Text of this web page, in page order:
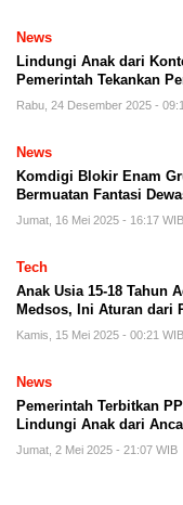
News
Lindungi Anak dari
Pemerintah Tekankan
Rabu, 24 Desember 2025 -
News
Komdigi Blokir Enam
Bermuatan Fantasi
Jumat, 16 Mei 2025 - 16:17 WIB
Tech
Anak Usia 15-18 Tahun
Medsos, Ini Aturan dari
Kamis, 15 Mei 2025 - 00:21 WIB
News
Pemerintah Terbitkan
Lindungi Anak dari
Jumat, 2 Mei 2025 - 21:07 WIB